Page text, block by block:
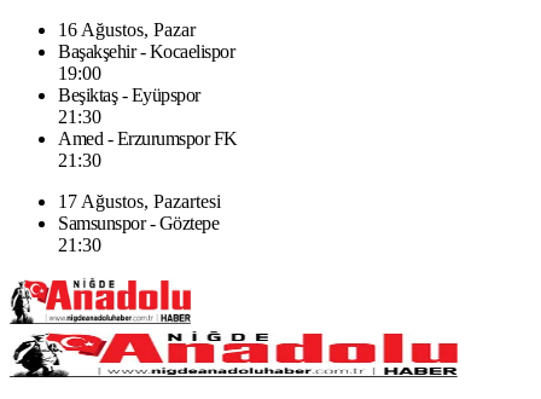
16 Ağustos, Pazar
Başakşehir - Kocaelispor
19:00
Beşiktaş - Eyüpspor
21:30
Amed - Erzurumspor FK
21:30
17 Ağustos, Pazartesi
Samsunspor - Göztepe
21:30